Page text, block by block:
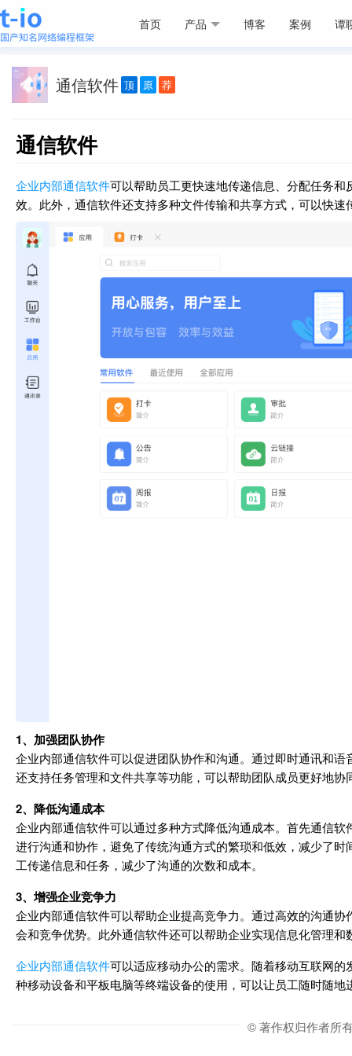
首页 产品 博客 案例 谭
通信软件 顶 原 荐
通信软件
企业内部通信软件可以帮助员工更快速地传递信息、分配任务
效。此外，通信软件还支持多种文件传输和共享方式，可以快
1、加强团队协作
企业内部通信软件可以促进团队协作和沟通。通过即时通讯和
还支持任务管理和文件共享等功能，可以帮助团队成员更好地
2、降低沟通成本
企业内部通信软件可以通过多种方式降低沟通成本。首先通信
进行沟通和协作，避免了传统沟通方式的繁琐和低效，减少了
工传递信息和任务，减少了沟通的次数和成本。
3、增强企业竞争力
企业内部通信软件可以帮助企业提高竞争力。通过高效的沟通
会和竞争优势。此外通信软件还可以帮助企业实现信息化管理
企业内部通信软件可以适应移动办公的需求。随着移动互联网
种移动设备和平板电脑等终端设备的使用，可以让员工随时随
© 著作权归作者所